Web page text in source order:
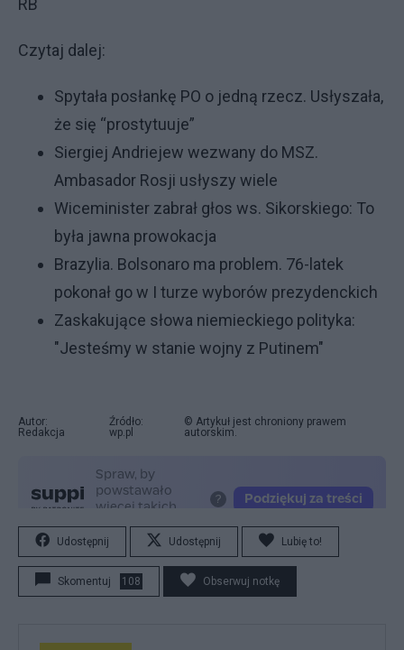
Czytaj dalej:
Spytała posłankę PO o jedną rzecz. Usłyszała,
że się “prostytuuje”
Siergiej Andriejew wezwany do MSZ.
Ambasador Rosji usłyszy wiele
Wiceminister zabrał głos ws. Sikorskiego: To
była jawna prowokacja
Brazylia. Bolsonaro ma problem. 76-latek
pokonał go w I turze wyborów prezydenckich
Zaskakujące słowa niemieckiego polityka:
"Jesteśmy w stanie wojny z Putinem"
Autor:
Redakcja
Źródło:
wp.pl
© Artykuł jest chroniony prawem
autorskim.
Udostępnij Udostępnij Lubię to!
Skomentuj 108 Obserwuj notkę